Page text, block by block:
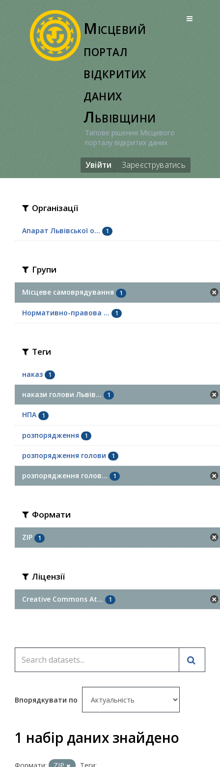
Місцевий
портал
відкритих
даних
Львівщини
Типове рішення Місцевого
порталу відкритих даних
Увійти Зареєструватись
Організації
Апарат Львівської о... 1
Групи
Місцеве самоврядування 1
Нормативно-правова ... 1
Теги
наказ 1
накази голови Львів... 1
НПА 1
розпорядження 1
розпорядження голови 1
розпорядження голов... 1
Формати
ZIP 1
Ліцензії
Creative Commons At... 1
Впорядкувати по
1 набір даних знайдено